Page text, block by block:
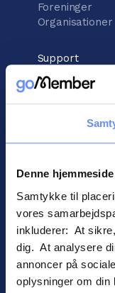
Denne
Samtykke til
vores
inkluderer: At
dig. At analysere
annoncer på
oplysninger om din
Foreninger
Organisationer
Support
Vidensbank
Information
Cookies
©2026